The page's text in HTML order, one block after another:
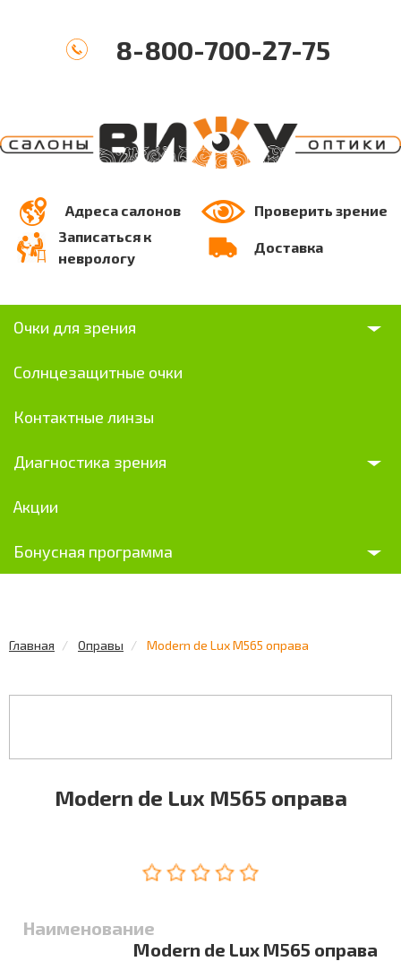
8-800-700-27-75
Адреса салонов
Проверить зрение
Записаться к
неврологу
Доставка
Очки для зрения
Солнцезащитные очки
Контактные линзы
Диагностика зрения
Акции
Бонусная программа
Главная Оправы Modern de Lux M565 оправа
Modern de Lux M565 оправа
Наименование
Modern de Lux M565 оправа